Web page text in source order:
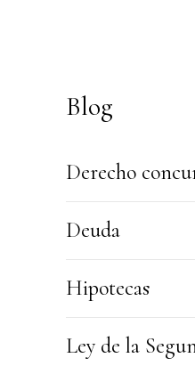
Blog
Derecho
Deuda
Hipotecas
Ley de la